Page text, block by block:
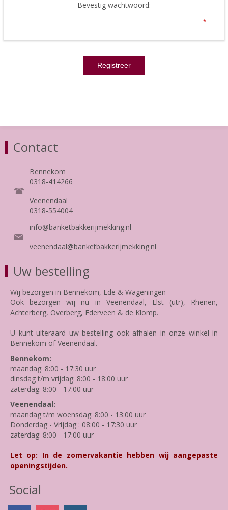
Bevestig wachtwoord:
*
Contact
Bennekom
0318-414266
Veenendaal
0318-554004
info@banketbakkerijmekking.nl
veenendaal@banketbakkerijmekking.nl
Uw bestelling
Wij bezorgen in Bennekom, Ede & Wageningen
Ook bezorgen wij nu in Veenendaal, Elst (utr), Rhenen,
Achterberg, Overberg, Ederveen & de Klomp.
U kunt uiteraard uw bestelling ook afhalen in onze winkel in
Bennekom of Veenendaal.
Bennekom:
maandag: 8:00 - 17:30 uur
dinsdag t/m vrijdag: 8:00 - 18:00 uur
zaterdag: 8:00 - 17:00 uur
Veenendaal:
maandag t/m woensdag: 8:00 - 13:00 uur
Donderdag - Vrijdag : 08:00 - 17:30 uur
zaterdag: 8:00 - 17:00 uur
Let op: In de zomervakantie hebben wij aangepaste
openingstijden.
Social